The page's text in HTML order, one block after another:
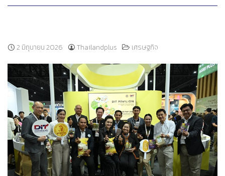
2 มิถุนายน 2026 Thailandplus เศรษฐกิจ